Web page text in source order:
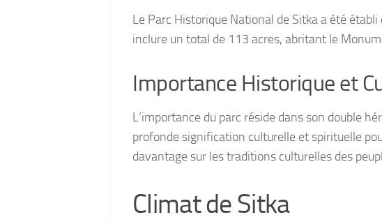
Le Parc Historique National de Sitka a été
inclure un total de 113 acres, abritant le
Importance Historique et
L’importance du parc réside dans son double
profonde signification culturelle et spirituelle
davantage sur les traditions culturelles des
Climat de Sitka